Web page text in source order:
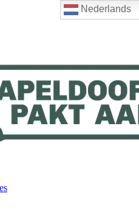
Nederlands